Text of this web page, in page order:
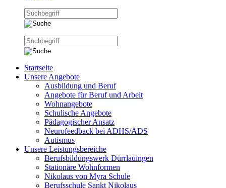
Startseite
Unsere Angebote
Ausbildung und Beruf
Angebote für Beruf und Arbeit
Wohnangebote
Schulische Angebote
Pädagogischer Ansatz
Neurofeedback bei ADHS/ADS
Autismus
Unsere Leistungsbereiche
Berufsbildungswerk Dürrlauingen
Stationäre Wohnformen
Nikolaus von Myra Schule
Berufsschule Sankt Nikolaus